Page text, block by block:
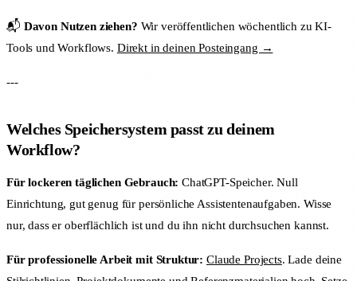
📬 Davon Nutzen ziehen? Wir veröffentlichen wöchentlich zu KI-
Tools und Workflows. Direkt in deinen Posteingang →
---
Welches Speichersystem passt zu deinem
Workflow?
Für lockeren täglichen Gebrauch: ChatGPT-Speicher. Null
Einrichtung, gut genug für persönliche Assistentenaufgaben. Wisse
nur, dass er oberflächlich ist und du ihn nicht durchsuchen kannst.
Für professionelle Arbeit mit Struktur: Claude Projects. Lade deine